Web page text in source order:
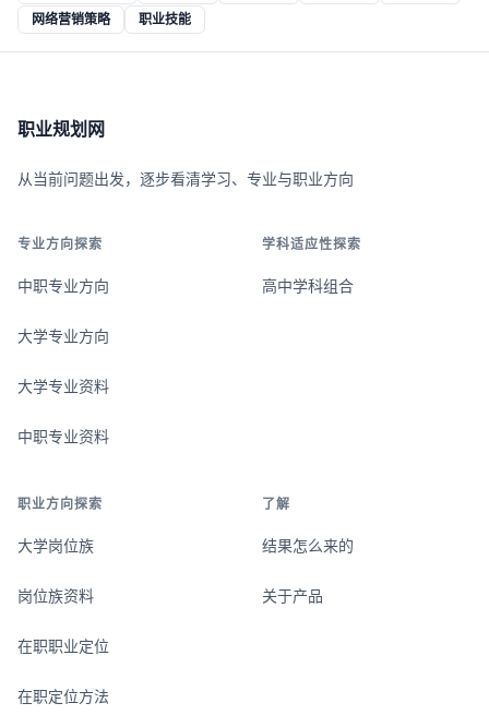
网络营销策略
职业技能
职业规划网
从当前问题出发，逐步看清学习、专业与职业方向
专业方向探索
中职专业方向
大学专业方向
大学专业资料
中职专业资料
学科适应性探索
高中学科组合
职业方向探索
大学岗位族
岗位族资料
在职职业定位
在职定位方法
了解
结果怎么来的
关于产品